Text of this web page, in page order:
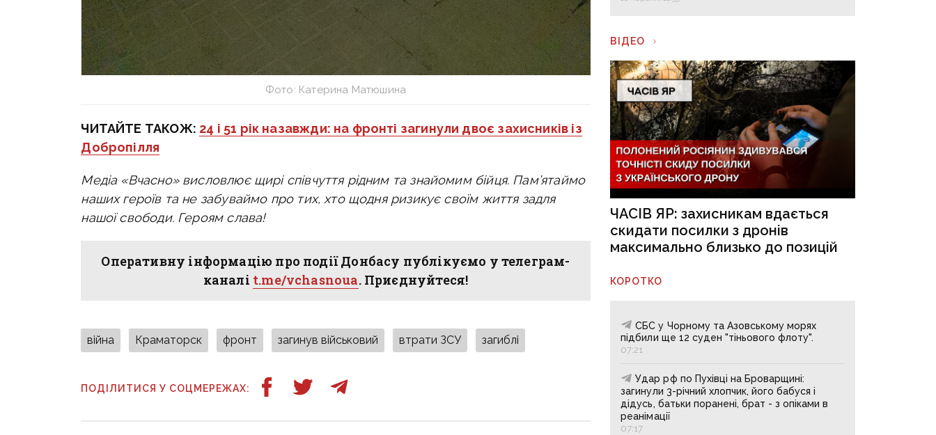
Фото: Катерина Матюшина
ЧИТАЙТЕ ТАКОЖ: 24 і 51 рік назавжди: на фронті загинули двоє захисників із
Добропілля
Медіа «Вчасно» висловлює щирі співчуття рідним та знайомим бійця. Пам’ятаймо
наших героїв та не забуваймо про тих, хто щодня ризикує своїм життя задля
нашої свободи. Героям слава!
Оперативну інформацію про події Донбасу публікуємо у телеграм-
каналі t.me/vchasnoua. Приєднуйтеся!
війна Краматорск фронт загинув військовий втрати ЗСУ загиблі
ПОДІЛИТИСЯ У СОЦМЕРЕЖАХ:
ВІДЕО
ЧАСІВ ЯР: захисникам вдається
скидати посилки з дронів
максимально близько до позицій
КОРОТКО
СБС у Чорному та Азовському морях
підбили ще 12 суден "тіньового флоту".
07:21
Удар рф по Пухівці на Броварщині:
загинули 3-річний хлопчик, його бабуся і
дідусь, батьки поранені, брат - з опіками в
реанімації
07:17